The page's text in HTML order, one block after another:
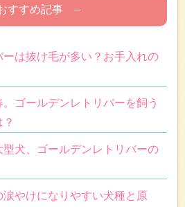
すすめ記事 –
ーは抜け毛が多い？お手入れの
。ゴールデンレトリバーを飼う
型犬、ゴールデンレトリバーの
涙やけになりやすい犬種と原